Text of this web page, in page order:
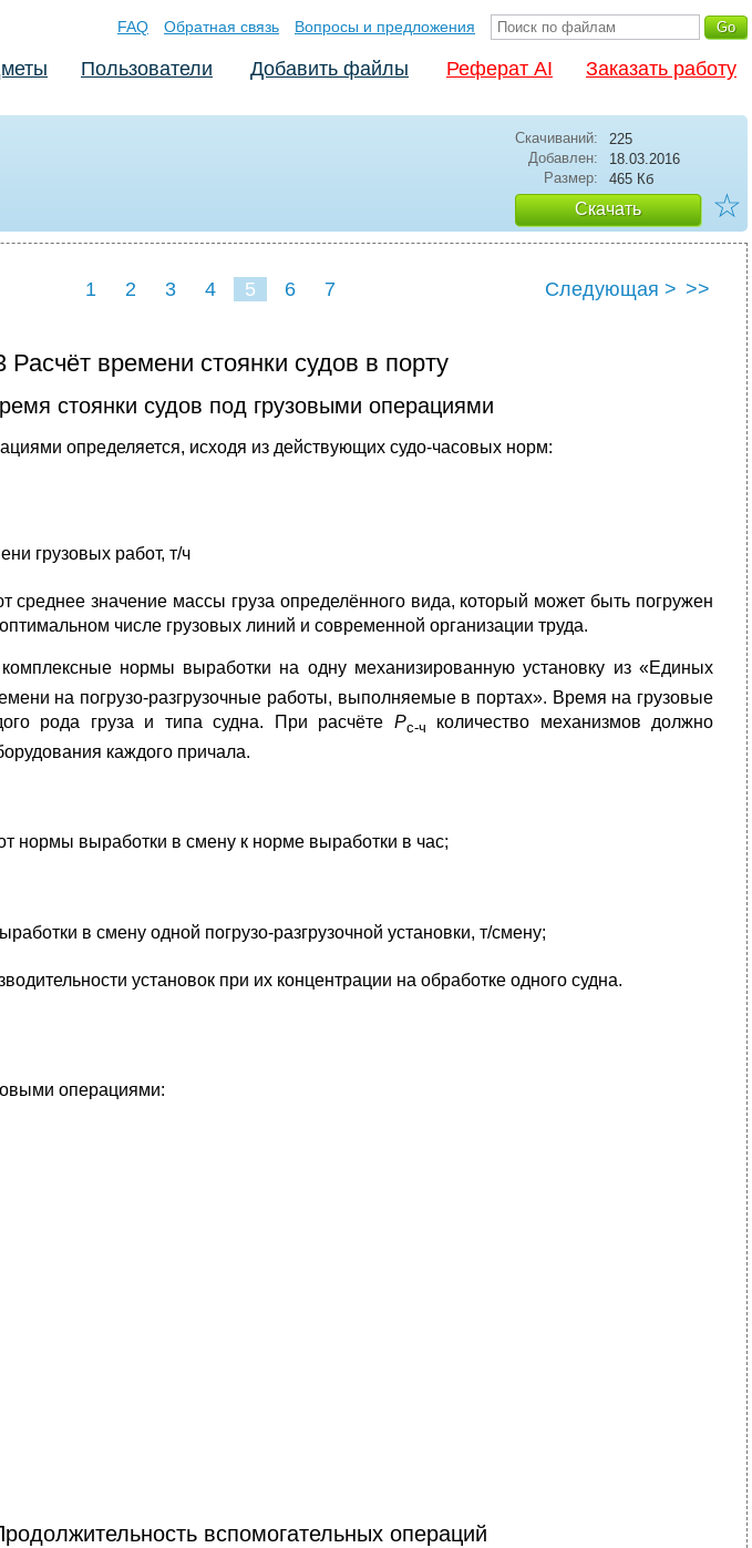
FAQ Обратная связь Вопросы и предложения
Пользователи Добавить файлы Реферат AI Заказать работу
Скачиваний:
225
Добавлен:
18.03.2016
Размер:
465 Кб
Скачать ☆
1 2 3 4 5 6 7 Следующая > >>
Расчёт времени стоянки судов в порту
стоянки судов под грузовыми операциями
определяется, исходя из действующих судо-часовых норм:
грузовых работ, т/ч
среднее значение массы груза определённого вида, который может быть погружен
числе грузовых линий и современной организации труда.
комплексные нормы выработки на одну механизированную установку из «Единых
на погрузо-разгрузочные работы, выполняемые в портах». Время на грузовые
рода груза и типа судна. При расчёте Рс-ч количество механизмов должно
каждого причала.
нормы выработки в смену к норме выработки в час;
в смену одной погрузо-разгрузочной установки, т/смену;
установок при их концентрации на обработке одного судна.
операциями:
вспомогательных операций